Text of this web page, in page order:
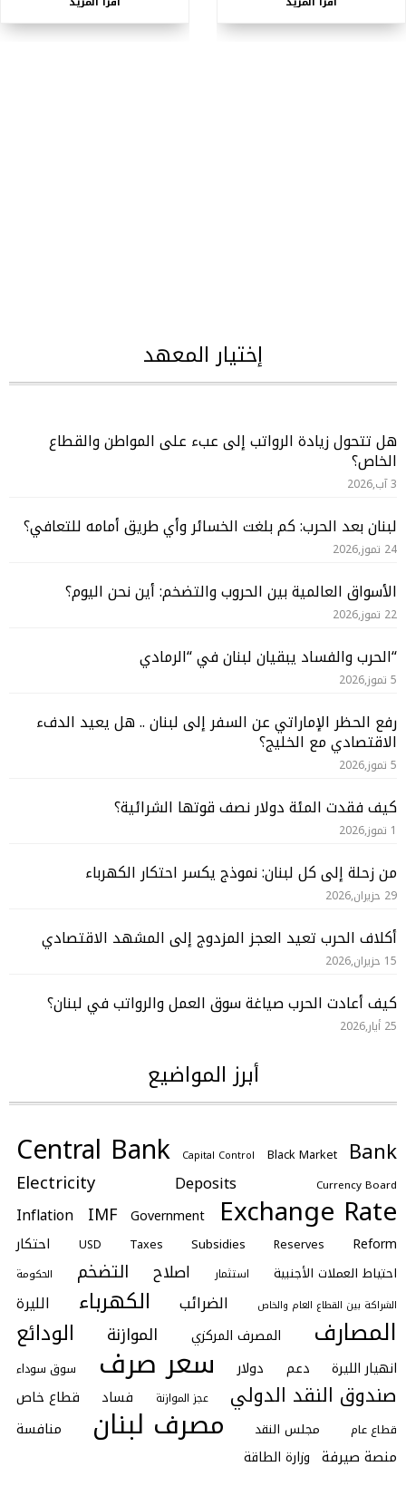
إختيار المعهد
هل تتحول زيادة الرواتب إلى عبء على المواطن والقطاع
الخاص؟
3 آب,2026
لبنان بعد الحرب: كم بلغت الخسائر وأي طريق أمامه للتعافي؟
24 تموز,2026
الأسواق العالمية بين الحروب والتضخم: أين نحن اليوم؟
22 تموز,2026
“الحرب والفساد يبقيان لبنان في “الرمادي
5 تموز,2026
رفع الحظر الإماراتي عن السفر إلى لبنان .. هل يعيد الدفء
الاقتصادي مع الخليج؟
5 تموز,2026
كيف فقدت المئة دولار نصف قوتها الشرائية؟
1 تموز,2026
من زحلة إلى كل لبنان: نموذج يكسر احتكار الكهرباء
29 حزيران,2026
أكلاف الحرب تعيد العجز المزدوج إلى المشهد الاقتصادي
15 حزيران,2026
كيف أعادت الحرب صياغة سوق العمل والرواتب في لبنان؟
25 أيار,2026
أبرز المواضيع
Bank
Black Market
Capital Control
Central Bank
Currency Board
Deposits
Electricity
Exchange Rate
Government
IMF
Inflation
Reform
Reserves
Subsidies
Taxes
USD احتكار
احتياط العملات الأجنبية استثمار اصلاح التضخم
الحكومة
الشراكة بين القطاع العام والخاص
الضرائب الكهرباء الليرة
المصارف المصرف المركزي الموازنة الودائع
انهيار الليرة دعم دولار سعر صرف سوق سوداء
صندوق النقد الدولي عجز الموازنة فساد قطاع خاص
قطاع عام مجلس النقد مصرف لبنان
منافسة
منصة صيرفة وزارة الطاقة